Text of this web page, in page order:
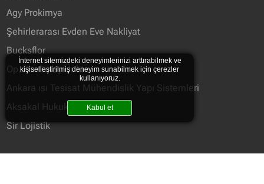
Agy Prokimya
Şehirlerarası Evden Eve Nakliyat
Bucksflor
Op. Dr. Güray Ünlü
Ankara ısı Tesisat Mühendislik Yapı Sistemleri
Aksakal Hukuk Bürosu
Sir Lojistik
İnternet sitemizdeki deneyimlerinizi arttırabilmek ve
kişiselleştirilmiş deneyim sunabilmek için çerezler
kullanıyoruz.
Kabul et